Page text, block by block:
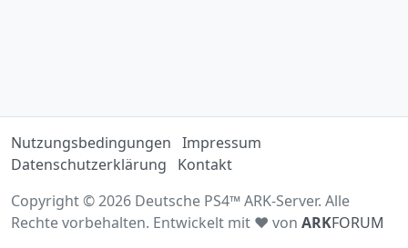
Nutzungsbedingungen Impressum
Datenschutzerklärung
Kontakt
Copyright © 2026 Deutsche PS4™ ARK-Server. Alle
Rechte vorbehalten. Entwickelt mit ♥ von ARKFORUM